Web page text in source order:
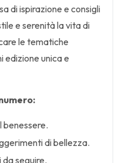
di ispirazione e consigli
e serenità la vita di
le tematiche
edizione unica e
benessere.
di bellezza.
seguire.